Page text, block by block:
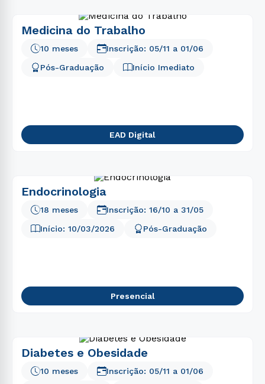
Medicina do Trabalho
Pós-Graduação Início Imediato
10 meses Inscrição: 05/11 a 01/06
EAD Digital
Endocrinologia
18 meses
Início: 10/03/2026 Pós-Graduação
Inscrição: 16/10 a 31/05
Presencial
Diabetes e Obesidade
10 meses Inscrição: 05/11 a 01/06